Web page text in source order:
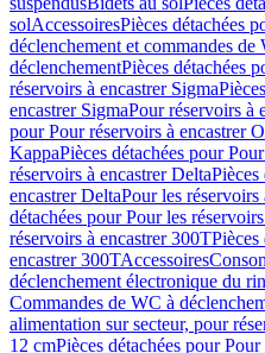
solAccessoiresPièces détachées
déclenchement et commandes de
déclenchementPièces détachées
réservoirs à encastrer Sigma
encastrer SigmaPour réservoirs à
pour Pour réservoirs à encastrer
KappaPièces détachées pour
réservoirs à encastrer DeltaPièces
encastrer DeltaPour les
détachées pour Pour les
réservoirs à encastrer 300TPièces
encastrer 300TAccessoires
déclenchement électronique du
Commandes de WC à
alimentation sur secteur, pour
12 cmPièces détachées pour